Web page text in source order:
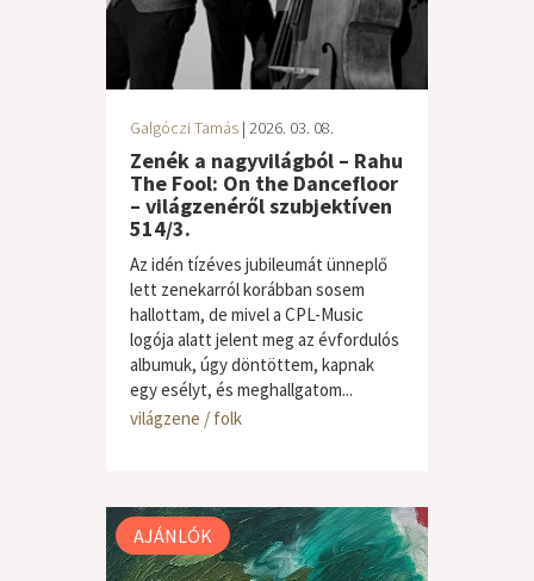
Galgóczi Tamás | 2026. 03. 08.
Zenék a nagyvilágból – Rahu
The Fool: On the Dancefloor
– világzenéről szubjektíven
514/3.
Az idén tízéves jubileumát ünneplő
lett zenekarról korábban sosem
hallottam, de mivel a CPL-Music
logója alatt jelent meg az évfordulós
albumuk, úgy döntöttem, kapnak
egy esélyt, és meghallgatom...
világzene / folk
AJÁNLÓK